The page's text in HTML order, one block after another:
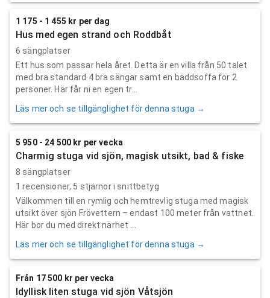
1 175 - 1 455 kr per dag
Hus med egen strand och Roddbåt
6 sängplatser
Ett hus som passar hela året. Detta är en villa från 50 talet
med bra standard 4 bra sängar samt en bäddsoffa för 2
personer. Här får ni en egen tr...
Läs mer och se tillgänglighet för denna stuga →
5 950 - 24 500 kr per vecka
Charmig stuga vid sjön, magisk utsikt, bad & fiske
8 sängplatser
1 recensioner, 5 stjärnor i snittbetyg
Välkommen till en rymlig och hemtrevlig stuga med magisk
utsikt över sjön Frövettern – endast 100 meter från vattnet.
Här bor du med direkt närhet ...
Läs mer och se tillgänglighet för denna stuga →
Från 17 500 kr per vecka
Idyllisk liten stuga vid sjön Våtsjön